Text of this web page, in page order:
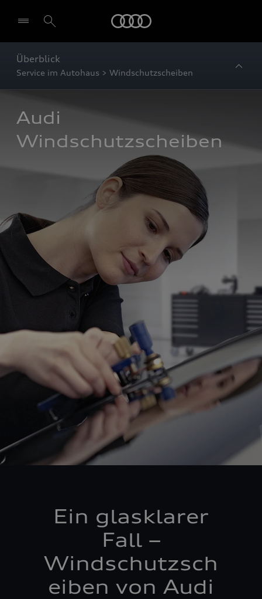
Überblick
Service im Autohaus > Windschutzscheiben
Audi
Windschutzscheiben
Ein glasklarer
Fall –
Windschutzsch
eiben von Audi